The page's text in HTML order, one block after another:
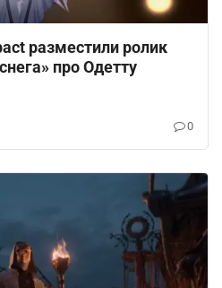
разместили ролик
про Одетту
0